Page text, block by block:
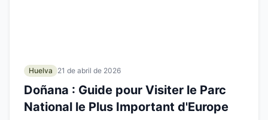
Huelva 21 de abril de 2026
Doñana : Guide pour Visiter le Parc
National le Plus Important d'Europe